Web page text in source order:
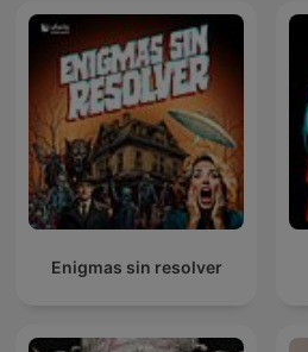
Enigmas sin resolver